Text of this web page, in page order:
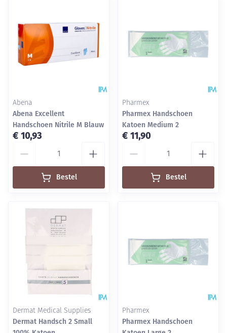
Abena
Abena Excellent
Handschoen Nitrile M Blauw
€ 10,93
Bestel
Pharmex
Pharmex Handschoen
Katoen Medium 2
€ 11,90
Bestel
Dermat Medical Supplies
Dermat Handsch 2 Small
Pharmex
Pharmex Handschoen